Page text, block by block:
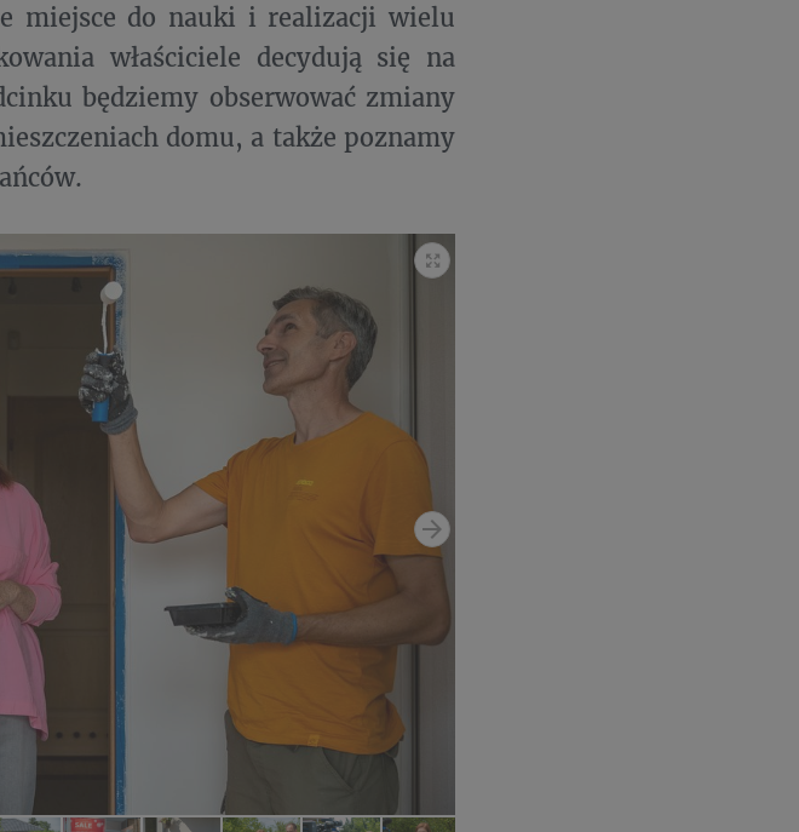
miejsce do nauki i realizacji wielu
właściciele decydują się na
będziemy obserwować zmiany
domu, a także poznamy